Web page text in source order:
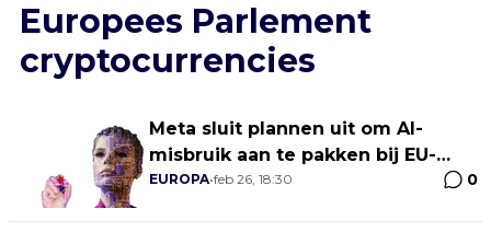
Europees Parlement
cryptocurrencies
Meta sluit plannen uit om AI-
misbruik aan te pakken bij EU-
verkiezingen
EUROPA•feb 26, 18:30 0